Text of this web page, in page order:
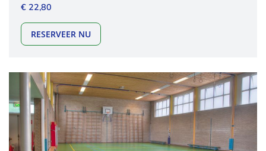
€ 22,80
RESERVEER NUGYMZAAL WOLBORGENMATE